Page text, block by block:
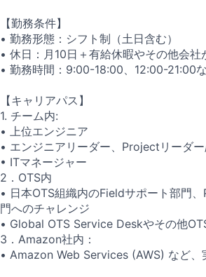
【勤務条件】
• 勤務形態：シフト制（土日含む）
• 休日：月10日＋有給休暇やその他会社
• 勤務時間：9:00-18:00、12:00-21:00
【キャリアパス】
1. チーム内:
• 上位エンジニア
• エンジニアリーダー、Projectリーダ
• ITマネージャー
2．OTS内
• 日本OTS組織内のFieldサポート部門
門へのチャレンジ
• Global OTS Service Deskやその他
3．Amazon社内：
• Amazon Web Services (AWS) など